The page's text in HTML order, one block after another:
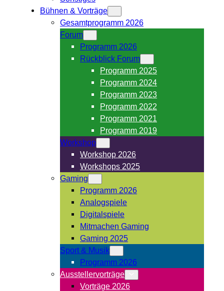
Bühnen & Vorträge
Gesamtprogramm 2026
Forum
Programm 2026
Rückblick Forum
Programm 2025
Programm 2024
Programm 2023
Programm 2022
Programm 2021
Programm 2019
Workshop
Workshop 2026
Workshops 2025
Gaming
Programm 2026
Analogspiele
Digitalspiele
Mitmachen Gaming
Gaming 2025
Sport & Musik
Programm 2026
Ausstellervorträge
Vorträge 2026